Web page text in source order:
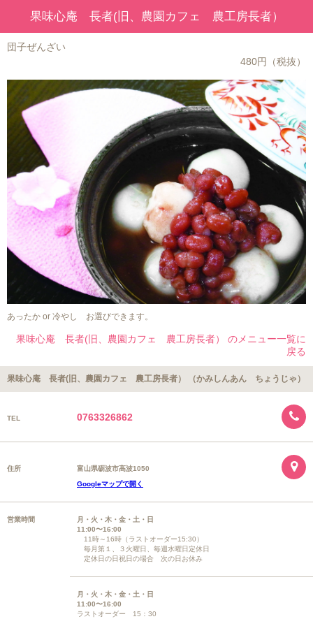
果味心庵 長者(旧、農園カフェ 農工房長者）
団子ぜんざい
480円（税抜）
あったか or 冷やし お選びできます。
果味心庵 長者(旧、農園カフェ 農工房長者） のメニュー一覧に
戻る
果味心庵 長者(旧、農園カフェ 農工房長者） （かみしんあん ちょうじゃ）
TEL 0763326862
住所
富山県砺波市高波1050
Googleマップで開く
営業時間
月・火・木・金・土・日
11:00〜16:00
11時～16時（ラストオーダー15:30）
毎月第１、３火曜日、毎週水曜日定休日
定休日の日祝日の場合 次の日お休み
月・火・木・金・土・日
11:00〜16:00
ラストオーダー 15：30